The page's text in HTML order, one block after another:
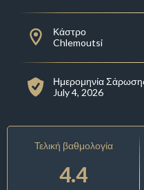
Κάστρο
Chlemoutsi
Ημερομηνία
July 4, 2026
Τελική βαθμολογία
4.4